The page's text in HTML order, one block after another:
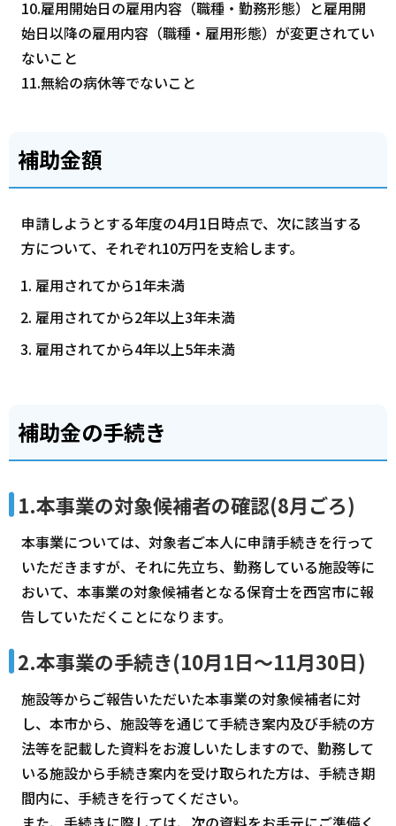
10.雇用開始日の雇用内容（職種・勤務形態）と雇用開
始日以降の雇用内容（職種・雇用形態）が変更されてい
ないこと
11.無給の病休等でないこと
補助金額
申請しようとする年度の4月1日時点で、次に該当する
方について、それぞれ10万円を支給します。
雇用されてから1年未満
雇用されてから2年以上3年未満
雇用されてから4年以上5年未満
補助金の手続き
1.本事業の対象候補者の確認(8月ごろ)
本事業については、対象者ご本人に申請手続きを行って
いただきますが、それに先立ち、勤務している施設等に
おいて、本事業の対象候補者となる保育士を西宮市に報
告していただくことになります。
2.本事業の手続き(10月1日～11月30日)
施設等からご報告いただいた本事業の対象候補者に対
し、本市から、施設等を通じて手続き案内及び手続の方
法等を記載した資料をお渡しいたしますので、勤務して
いる施設から手続き案内を受け取られた方は、手続き期
間内に、手続きを行ってください。